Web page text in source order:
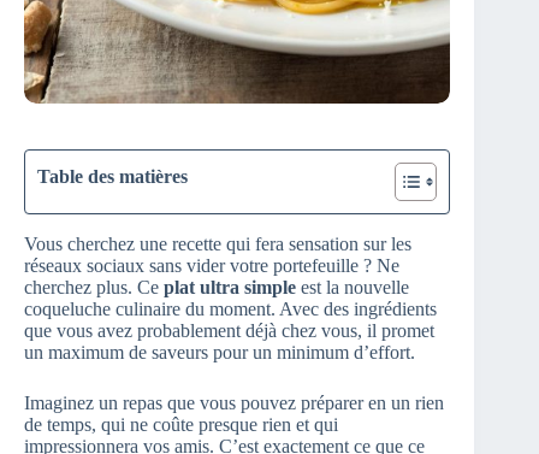
Table des matières
Vous cherchez une recette qui fera sensation sur les
réseaux sociaux sans vider votre portefeuille ? Ne
cherchez plus. Ce plat ultra simple est la nouvelle
coqueluche culinaire du moment. Avec des ingrédients
que vous avez probablement déjà chez vous, il promet
un maximum de saveurs pour un minimum d’effort.
Imaginez un repas que vous pouvez préparer en un rien
de temps, qui ne coûte presque rien et qui
impressionnera vos amis. C’est exactement ce que ce